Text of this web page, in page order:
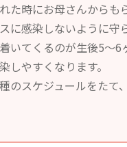
た時にお母さんからも
に感染しないように守
いてくるのが生後5～6
しやすくなります。
のスケジュールをたて